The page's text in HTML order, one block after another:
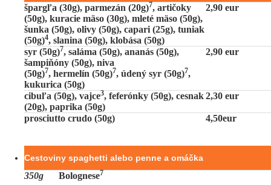
špargľa (30g), parmezán (20g)7, artičoky
(50g), kuracie mäso (30g), mleté mäso (50g),
šunka (50g), olivy (50g), capari (25g), tuniak
(50g)4, slanina (50g), klobása (50g)
2,90 eur
syr (50g)7, saláma (50g), ananás (50g),
šampiňóny (50g), niva
(50g)7, hermelín (50g)7, údený syr (50g)7,
kukurica (50g)
2,90 eur
cibuľa (50g), vajce3, feferónky (50g), cesnak
(20g), paprika (50g)
2,30 eur
prosciutto crudo (50g) 4,50eur
Cestoviny spaghetti alebo penne a omáčka
350g Bolognese7